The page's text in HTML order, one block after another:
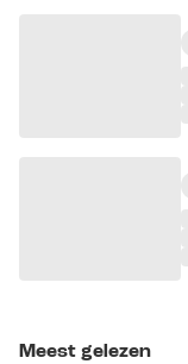
Meest gelezen